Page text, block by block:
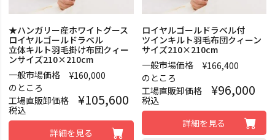
★ハンガリー産ホワイトグース
ロイヤルゴールドラベル
立体キルト羽毛掛け布団クィー
ンサイズ210×210cm
一般市場価格
¥160,000
のところ
工場直販卸価格
¥105,600
税込
詳細を見る
ロイヤルゴールドラベル付
ツインキルト羽毛布団クィーン
サイズ210×210cm
一般市場価格
¥166,400
のところ
工場直販卸価格
¥96,000
税込
詳細を見る